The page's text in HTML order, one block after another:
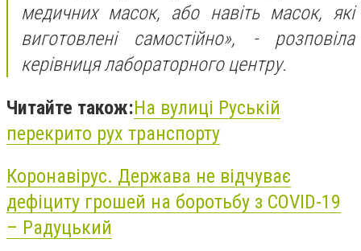
медичних масок, або навіть масок, які
виготовлені самостійно», - розповіла
керівниця лабораторного центру.
Читайте також:На вулиці Руській
перекрито рух транспорту
Коронавірус. Держава не відчуває
дефіциту грошей на боротьбу з COVID-19
– Радуцький